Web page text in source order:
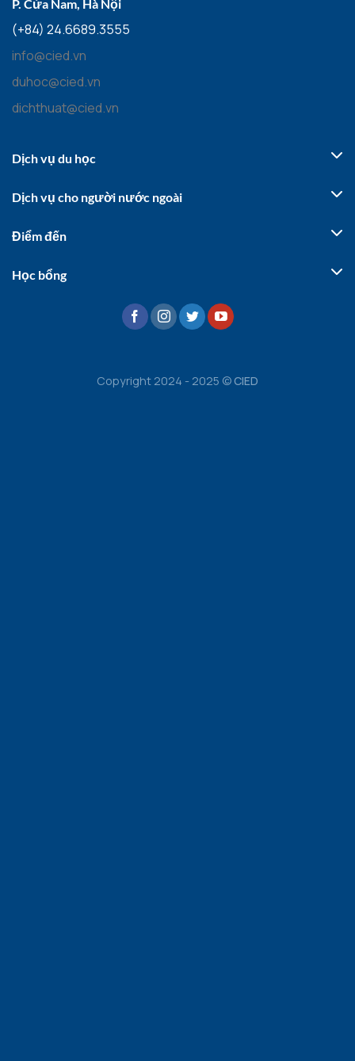
P. Cửa Nam, Hà Nội
(+84) 24.6689.3555
info@cied.vn
duhoc@cied.vn
dichthuat@cied.vn
Dịch vụ du học
Dịch vụ cho người nước ngoài
Điểm đến
Học bổng
Copyright 2024 - 2025 ©CIED